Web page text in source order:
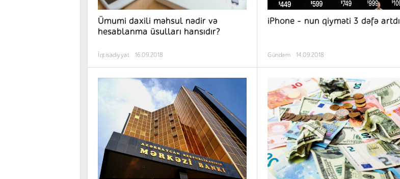
Ümumi daxili məhsul nədir və
hesablanma üsulları hansıdır?
İqtisadiyyat 16.09.2018
iPhone - nun qiyməti 3 dəfə artdı
Gündəm 14.09.2018